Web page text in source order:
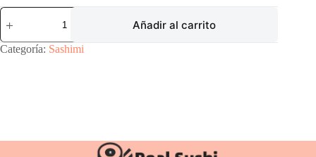
027.Sashimi
variado
(9
cortes)
Añadir al carrito
Categoría: Sashimi